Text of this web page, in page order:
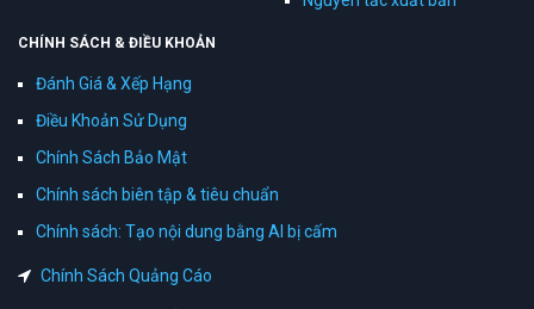
CHÍNH SÁCH & ĐIỀU KHOẢN
Đánh Giá & Xếp Hạng
Điều Khoản Sử Dụng
Chính Sách Bảo Mật
Chính sách biên tập & tiêu chuẩn
Chính sách: Tạo nội dung bằng AI bị cấm
Chính Sách Quảng Cáo